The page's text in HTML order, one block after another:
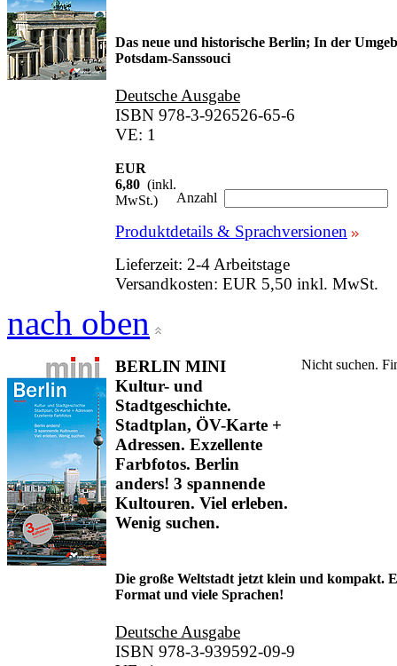
Das neue und historische Berlin; In der
Potsdam-Sanssouci
Deutsche Ausgabe
ISBN 978-3-926526-65-6
VE: 1
EUR
6,80 (inkl.
MwSt.)
Anzahl
Produktdetails & Sprachversionen
Lieferzeit: 2-4 Arbeitstage
Versandkosten: EUR 5,50 inkl. MwSt.
nach oben
BERLIN MINI
Kultur- und
Stadtgeschichte.
Stadtplan, ÖV-Karte +
Adressen. Exzellente
Farbfotos. Berlin
anders! 3 spannende
Kultouren. Viel erleben.
Wenig suchen.
Nicht suchen.
Die große Weltstadt jetzt klein und kompakt.
Format und viele Sprachen!
Deutsche Ausgabe
ISBN 978-3-939592-09-9